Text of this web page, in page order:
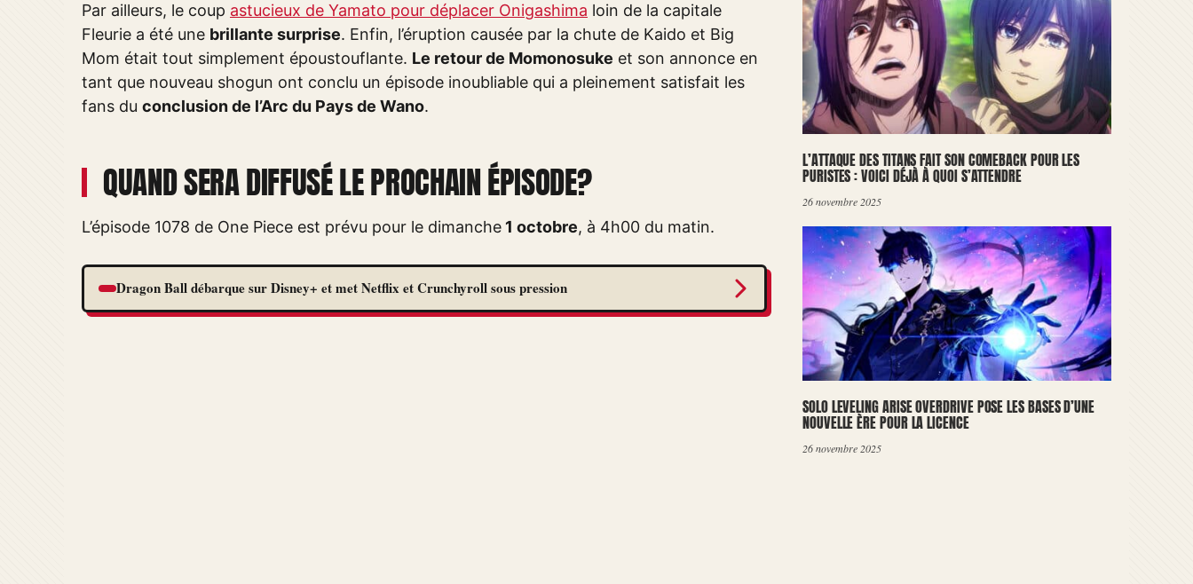
Par ailleurs, le coup astucieux de Yamato pour déplacer Onigashima loin de la capitale
Fleurie a été une brillante surprise. Enfin, l’éruption causée par la chute de Kaido et Big
Mom était tout simplement époustouflante. Le retour de Momonosuke et son annonce en
tant que nouveau shogun ont conclu un épisode inoubliable qui a pleinement satisfait les
fans du conclusion de l’Arc du Pays de Wano.
QUAND SERA DIFFUSÉ LE PROCHAIN ÉPISODE?
L’épisode 1078 de One Piece est prévu pour le dimanche 1 octobre, à 4h00 du matin.
Dragon Ball débarque sur Disney+ et met Netflix et Crunchyroll sous pression
L’ATTAQUE DES TITANS FAIT SON COMEBACK POUR LES
PURISTES : VOICI DÉJÀ À QUOI S’ATTENDRE
26 novembre 2025
SOLO LEVELING ARISE OVERDRIVE POSE LES BASES D’UNE
NOUVELLE ÈRE POUR LA LICENCE
26 novembre 2025